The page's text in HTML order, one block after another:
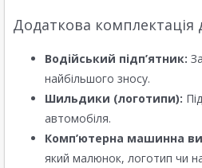
Додаткова комплектація
Водійський підп’ятник:
найбільшого зносу.
Шильдики (логотипи):
автомобіля.
Комп’ютерна машинна
який малюнок, логотип чи